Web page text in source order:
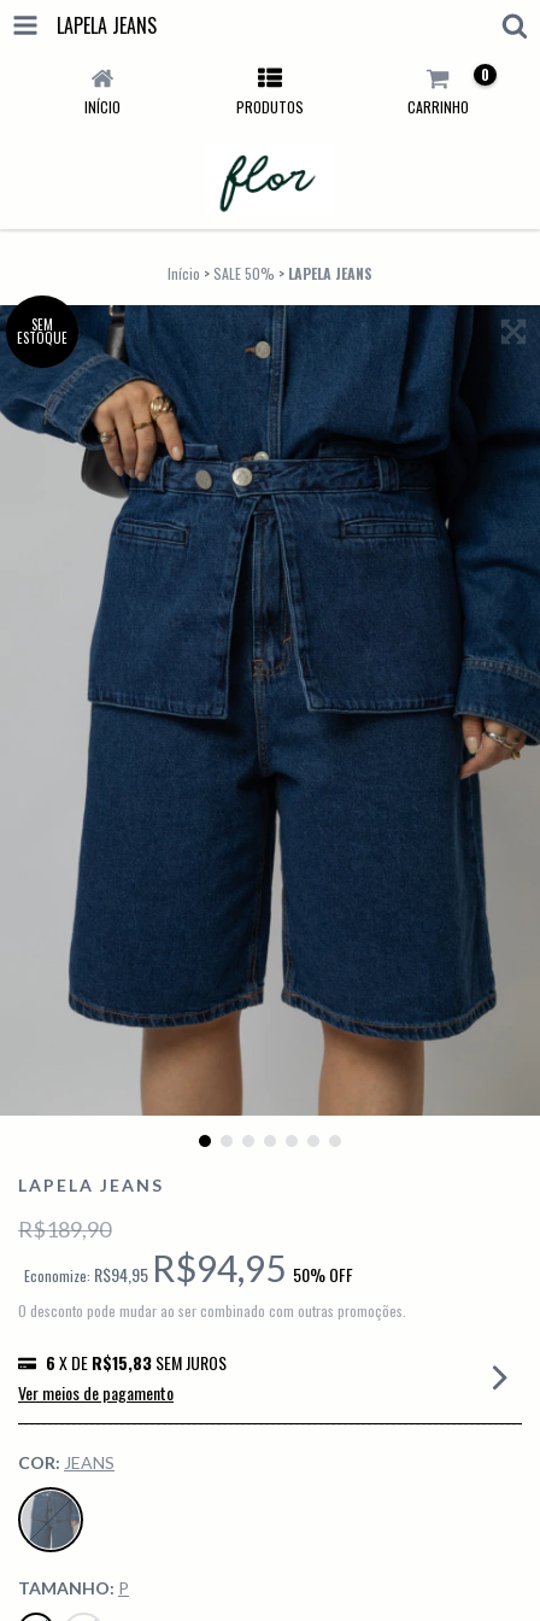
LAPELA JEANS
INÍCIO PRODUTOS CARRINHO
0
Início > SALE 50% > LAPELA JEANS
SEM
ESTOQUE
LAPELA JEANS
R$189,90
Economize: R$94,95 R$94,95 50% OFF
O desconto pode mudar ao ser combinado com outras promoções.
6X DER$15,83SEM JUROS
Ver meios de pagamento
COR: JEANS
TAMANHO: P